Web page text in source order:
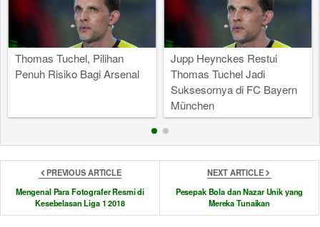
Thomas Tuchel, Pilihan
Penuh Risiko Bagi Arsenal
Jupp Heynckes Restui
Thomas Tuchel Jadi
Suksesornya di FC Bayern
München
PREVIOUS ARTICLE
Mengenal Para Fotografer Resmi di
Kesebelasan Liga 1 2018
NEXT ARTICLE
Pesepak Bola dan Nazar Unik yang
Mereka Tunaikan